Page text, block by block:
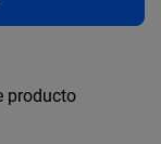
producto